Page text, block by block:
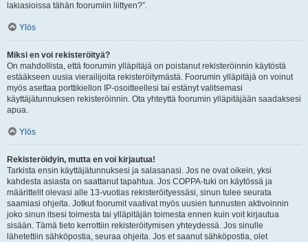
lakiasioissa tähän foorumiin liittyen?”.
Ylös
Miksi en voi rekisteröityä?
On mahdollista, että foorumin ylläpitäjä on poistanut rekisteröinnin käytöstä
estääkseen uusia vierailijoita rekisteröitymästä. Foorumin ylläpitäjä on voinut
myös asettaa porttikiellon IP-osoitteellesi tai estänyt valitsemasi
käyttäjätunnuksen rekisteröinnin. Ota yhteyttä foorumin ylläpitäjään saadaksesi
apua.
Ylös
Rekisteröidyin, mutta en voi kirjautua!
Tarkista ensin käyttäjätunnuksesi ja salasanasi. Jos ne ovat oikein, yksi
kahdesta asiasta on saattanut tapahtua. Jos COPPA-tuki on käytössä ja
määrittelit olevasi alle 13-vuotias rekisteröityessäsi, sinun tulee seurata
saamiasi ohjeita. Jotkut foorumit vaativat myös uusien tunnusten aktivoinnin
joko sinun itsesi toimesta tai ylläpitäjän toimesta ennen kuin voit kirjautua
sisään. Tämä tieto kerrottiin rekisteröitymisen yhteydessä. Jos sinulle
lähetettiin sähköpostia, seuraa ohjeita. Jos et saanut sähköpostia, olet